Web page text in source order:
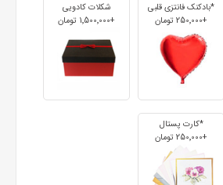
*بادکنک فانتزی قلبی
+250٬000 تومان
شکلات کادویی
+1٬500٬000 تومان
*کارت پستال
+250٬000 تومان